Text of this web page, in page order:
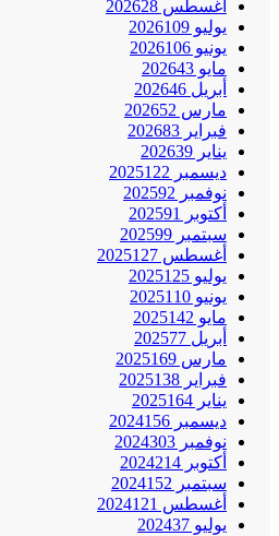
أغسطس 2026 28
يوليو 2026 109
يونيو 2026 106
مايو 2026 43
أبريل 2026 46
مارس 2026 52
فبراير 2026 83
يناير 2026 39
ديسمبر 2025 122
نوفمبر 2025 92
أكتوبر 2025
91
سبتمبر 2025 99
أغسطس 2025 127
يوليو 2025 125
يونيو 2025 110
مايو 2025 142
أبريل 2025 77
مارس 2025 169
فبراير 2025 138
يناير 2025 164
ديسمبر 2024 156
نوفمبر 2024 303
أكتوبر 2024 214
سبتمبر 2024 152
أغسطس 2024 121
يوليو 2024 37